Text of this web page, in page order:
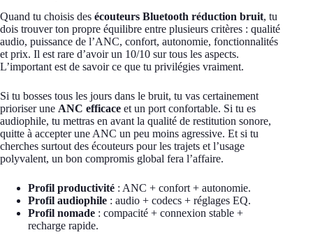
Quand tu choisis des écouteurs Bluetooth réduction bruit, tu
dois trouver ton propre équilibre entre plusieurs critères : qualité
audio, puissance de l’ANC, confort, autonomie, fonctionnalités
et prix. Il est rare d’avoir un 10/10 sur tous les aspects.
L’important est de savoir ce que tu privilégies vraiment.
Si tu bosses tous les jours dans le bruit, tu vas certainement
prioriser une ANC efficace et un port confortable. Si tu es
audiophile, tu mettras en avant la qualité de restitution sonore,
quitte à accepter une ANC un peu moins agressive. Et si tu
cherches surtout des écouteurs pour les trajets et l’usage
polyvalent, un bon compromis global fera l’affaire.
Profil productivité : ANC + confort + autonomie.
Profil audiophile : audio + codecs + réglages EQ.
Profil nomade : compacité + connexion stable +
recharge rapide.